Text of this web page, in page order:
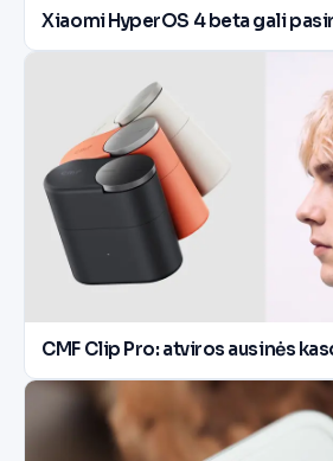
Xiaomi HyperOS 4 beta gali
CMF Clip Pro: atviros ausinės